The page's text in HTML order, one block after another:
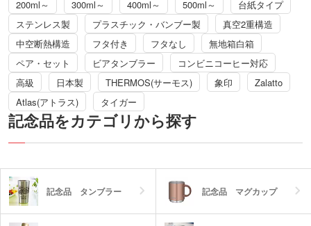
200ml～ 300ml～ 400ml～ 500ml～
台紙タイプ
ステンレス製
プラスチック・バンブー製
真空2重構造
中空断熱構造
フタ付き フタなし
無地箱白箱
ペア・セット
ビアタンブラー
コンビニコーヒー対応
高級
日本製 THERMOS(サーモス) 象印
Zalatto
Atlas(アトラス)
タイガー
記念品をカテゴリから探す
記念品 タンブラー 記念品 マグカップ